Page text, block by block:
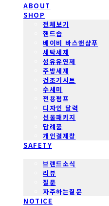
ABOUT
SHOP
전체보기
핸드솝
베이비 바스앤샴푸
세탁세제
섬유유연제
주방세제
건조기시트
수세미
전용펌프
디자인 달력
선물패키지
답례품
개인결제창
SAFETY
브랜드소식
리뷰
질문
자주하는질문
NOTICE